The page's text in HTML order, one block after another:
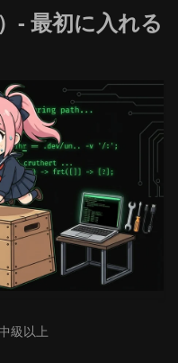
最初に入れる
級以上